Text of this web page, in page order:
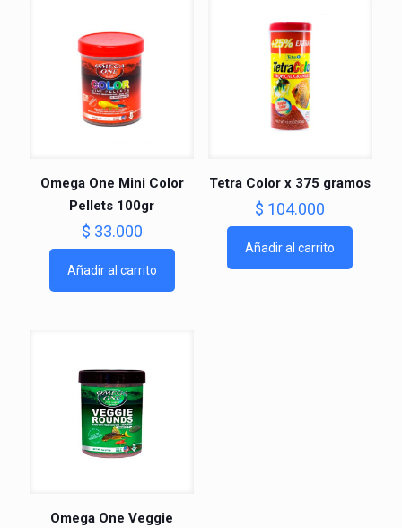
Omega One Mini Color
Pellets 100gr
$ 33.000
Añadir al carrito
Tetra Color x 375 gramos
$ 104.000
Añadir al carrito
Omega One Veggie